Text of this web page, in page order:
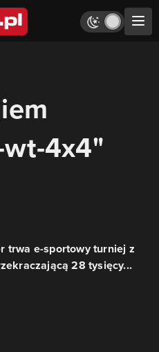
4x4"
trwa e-sportowy turniej z
28 tysięcy...